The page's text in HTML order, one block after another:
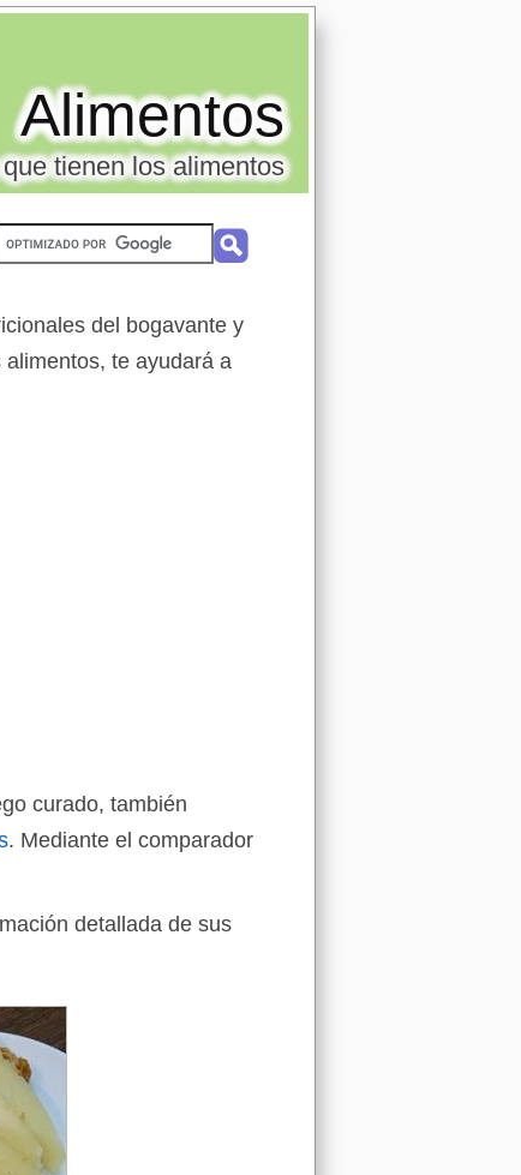
Alimentos
tienen los alimentos
del bogavante y
te ayudará a
curado, también
. Mediante el comparador
detallada de sus